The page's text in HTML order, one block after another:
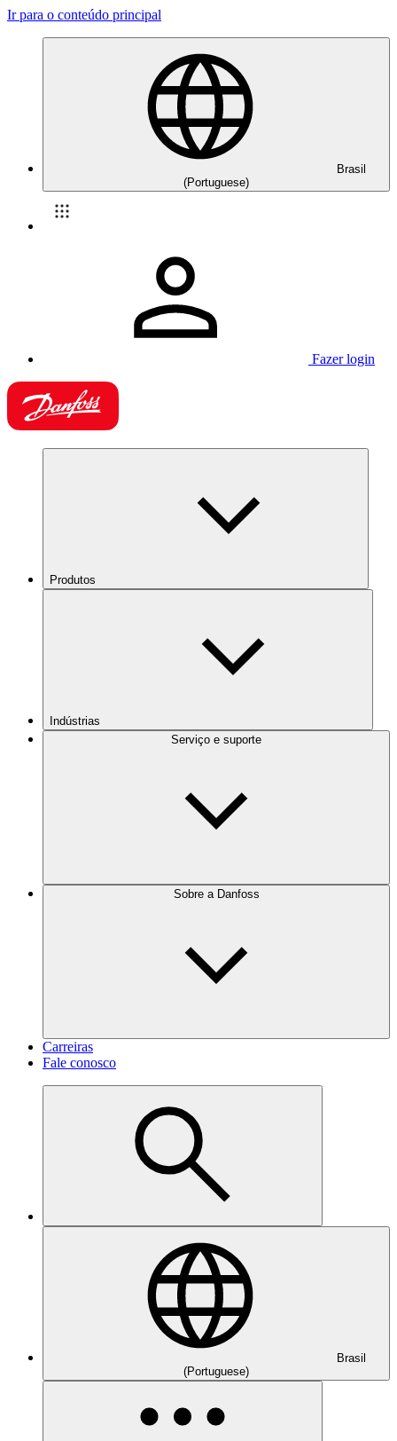
Ir para o conteúdo principal
Brasil
(Portuguese)
Fazer login
Produtos
Indústrias
Serviço e suporte
Sobre a Danfoss
Carreiras
Fale conosco
Brasil
(Portuguese)